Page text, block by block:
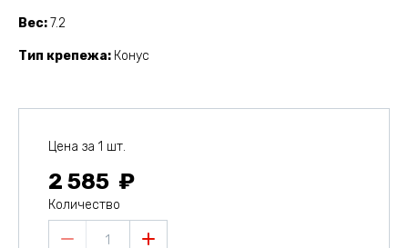
Вес 7.2
Тип крепежа Конус
Цена за 1 шт.
2 585
Количество
1